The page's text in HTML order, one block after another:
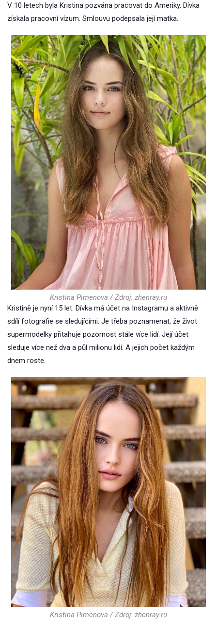
V 10 letech byla Kristina pozvána pracovat do Ameriky. Dívka
získala pracovní vízum. Smlouvu podepsala její matka.
Kristina Pimenova / Zdroj: zhenray.ru
Kristině je nyní 15 let. Dívka má účet na Instagramu a aktivně
sdílí fotografie se sledujícími. Je třeba poznamenat, že život
supermodelky přitahuje pozornost stále více lidí. Její účet
sleduje více než dva a půl milionu lidí. A jejich počet každým
dnem roste.
Kristina Pimenova / Zdroj: zhenray.ru